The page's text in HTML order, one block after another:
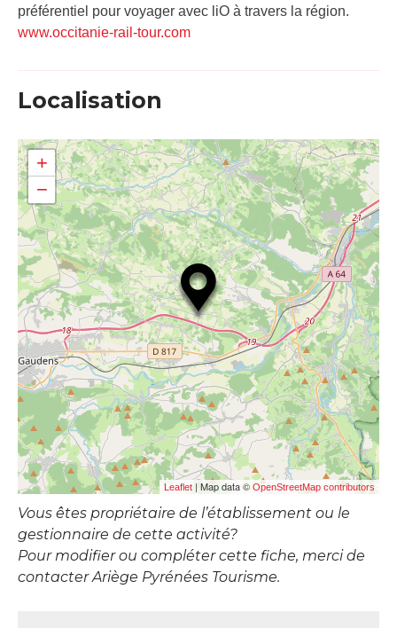
préférentiel pour voyager avec liO à travers la région.
www.occitanie-rail-tour.com
Localisation
+
−
Leaflet | Map data © OpenStreetMap contributors
Vous êtes propriétaire de l’établissement ou le
gestionnaire de cette activité?
Pour modifier ou compléter cette fiche, merci de
contacter Ariège Pyrénées Tourisme.